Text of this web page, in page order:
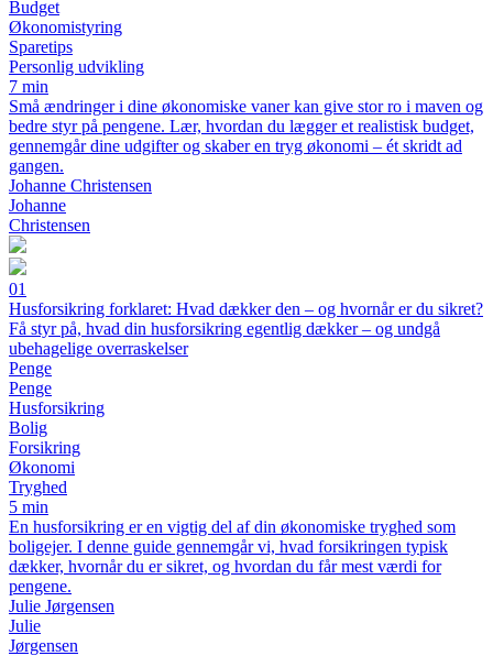
Budget
Økonomistyring
Sparetips
Personlig udvikling
7 min
Små ændringer i dine økonomiske vaner kan give stor ro i maven og
bedre styr på pengene. Lær, hvordan du lægger et realistisk budget,
gennemgår dine udgifter og skaber en tryg økonomi – ét skridt ad
gangen.
Johanne Christensen
Johanne
Christensen
01
Husforsikring forklaret: Hvad dækker den – og hvornår er du sikret?
Få styr på, hvad din husforsikring egentlig dækker – og undgå
ubehagelige overraskelser
Penge
Penge
Husforsikring
Bolig
Forsikring
Økonomi
Tryghed
5 min
En husforsikring er en vigtig del af din økonomiske tryghed som
boligejer. I denne guide gennemgår vi, hvad forsikringen typisk
dækker, hvornår du er sikret, og hvordan du får mest værdi for
pengene.
Julie Jørgensen
Julie
Jørgensen